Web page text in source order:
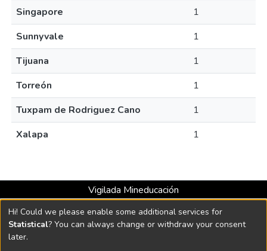
Singapore
1
Sunnyvale
1
Tijuana
1
Torreón
1
Tuxpam de Rodriguez Cano
1
Xalapa
1
Vigilada Mineducación
Universidad con Acreditación Institucional hasta 2026 -
Resolución MEN 2158 de 2018
Hi! Could we please enable some additional services for
Statistical? You can always change or withdraw your consent
later.